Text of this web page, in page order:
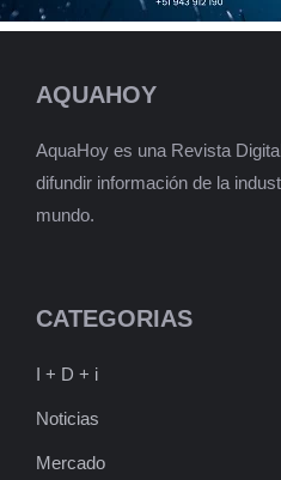
AQUAHOY
AquaHoy es una Revista
difundir información de la
mundo.
CATEGORIAS
I + D + i
Noticias
Mercado